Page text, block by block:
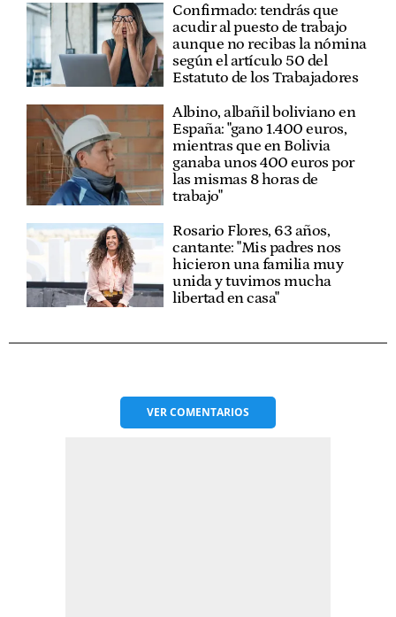
Confirmado: tendrás que
acudir al puesto de trabajo
aunque no recibas la nómina
según el artículo 50 del
Estatuto de los Trabajadores
Albino, albañil boliviano en
España: "gano 1.400 euros,
mientras que en Bolivia
ganaba unos 400 euros por
las mismas 8 horas de
trabajo"
Rosario Flores, 63 años,
cantante: "Mis padres nos
hicieron una familia muy
unida y tuvimos mucha
libertad en casa"
VERCOMENTARIOS